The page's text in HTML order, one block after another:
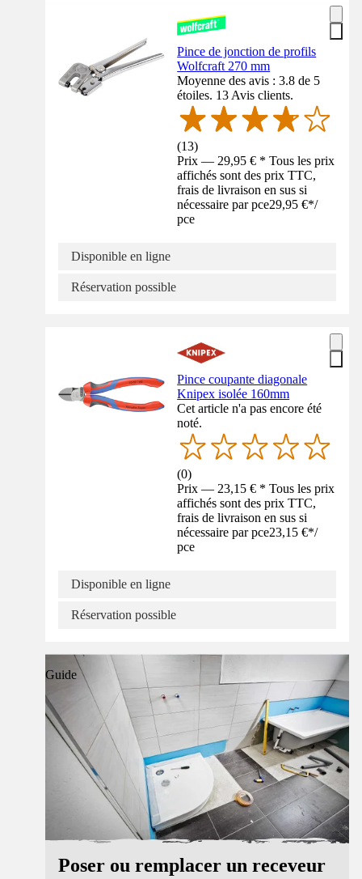
Pince de jonction de profils
Wolfcraft 270 mm
Moyenne des avis : 3.8 de 5
étoiles. 13 Avis clients.
(13)
Prix — 29,95 € * Tous les prix
affichés sont des prix TTC,
frais de livraison en sus si
nécessaire par pce29,95 €*/
pce
Disponible en ligne
Réservation possible
Pince coupante diagonale
Knipex isolée 160mm
Cet article n'a pas encore été
noté.
(0)
Prix — 23,15 € * Tous les prix
affichés sont des prix TTC,
frais de livraison en sus si
nécessaire par pce23,15 €*/
pce
Disponible en ligne
Réservation possible
Guide
Poser ou remplacer un receveur